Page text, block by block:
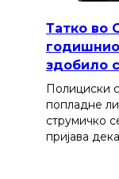
Татко во
здобило
Полициски
попладне
струмичко
пријава